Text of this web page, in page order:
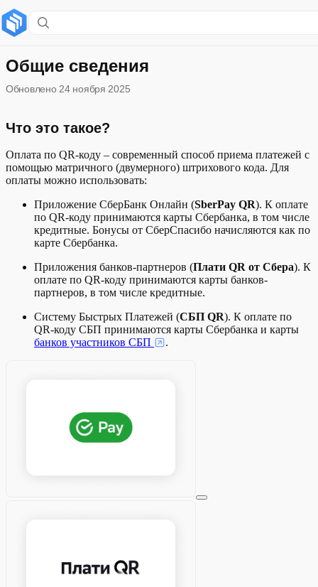
Что это такое?
Сценарии оплаты
QR-код продавца (SberPay QR/Плати QR от Сбера)
QR-код продавца (СБП)
QR-код покупателя
Общие сведения
Обновлено 24 ноября 2025
Что это такое?
Оплата по QR-коду – современный способ приема платежей с
помощью матричного (двумерного) штрихового кода. Для
оплаты можно использовать:
Приложение СберБанк Онлайн (SberPay QR). К оплате
по QR-коду принимаются карты Сбербанка, в том числе
кредитные. Бонусы от СберСпасибо начисляются как по
карте Сбербанка.
Приложения банков-партнеров (Плати QR от Сбера). К
оплате по QR-коду принимаются карты банков-
партнеров, в том числе кредитные.
Систему Быстрых Платежей (СБП QR). К оплате по
QR-коду СБП принимаются карты Сбербанка и карты
банков участников СБП
.